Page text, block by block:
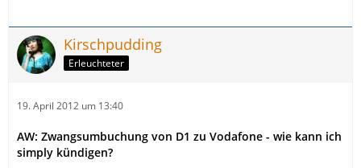
Kirschpudding
Erleuchteter
19. April 2012 um 13:40
AW: Zwangsumbuchung von D1 zu Vodafone - wie kann ich
simply kündigen?